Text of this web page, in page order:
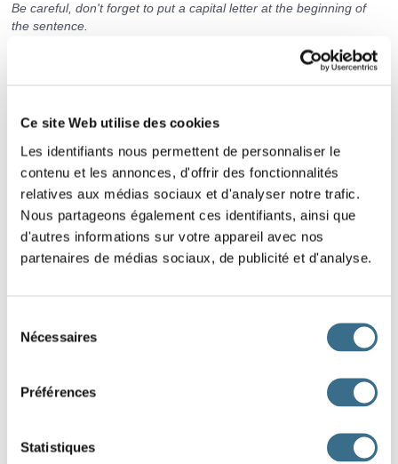
Ce site Web utilise des cookies
Les identifiants nous permettent de personnaliser le
contenu et les annonces, d'offrir des fonctionnalités
relatives aux médias sociaux et d'analyser notre trafic.
Nous partageons également ces identifiants, ainsi que
d'autres informations sur votre appareil avec nos
partenaires de médias sociaux, de publicité et d'analyse.
Nécessaires
Préférences
Statistiques
Be careful, don't forget to put a capital letter at the beginning of
the sentence.
Elles ont cassé le bol
avaient acheté.
plaisanterie ?
Blanche-neige était si confiante mangea la
Hélas la pomme
Pour voiture la dernière goutte d'essence ?
À chaque fois se rencontrent, elles se